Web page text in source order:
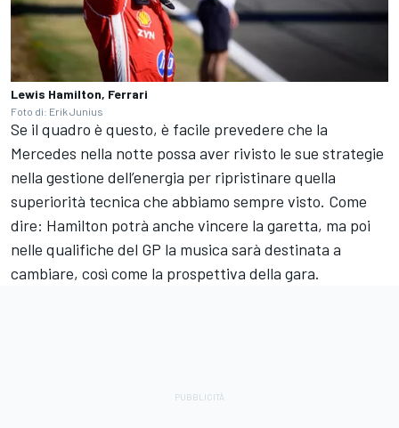
Lewis Hamilton, Ferrari
Foto di: Erik Junius
Se il quadro è questo, è facile prevedere che la
Mercedes nella notte possa aver rivisto le sue strategie
nella gestione dell’energia per ripristinare quella
superiorità tecnica che abbiamo sempre visto. Come
dire: Hamilton potrà anche vincere la garetta, ma poi
nelle qualifiche del GP la musica sarà destinata a
cambiare, così come la prospettiva della gara.